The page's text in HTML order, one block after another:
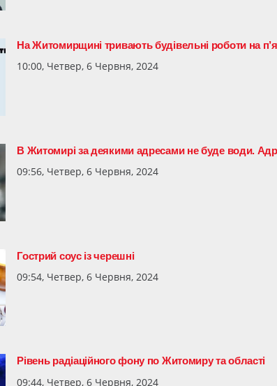
На Житомирщині тривають будівельні роботи на
10:00, Четвер, 6 Червня, 2024
В Житомирі за деякими адресами не буде води.
09:56, Четвер, 6 Червня, 2024
Гострий соус із черешні
09:54, Четвер, 6 Червня, 2024
Рівень радіаційного фону по Житомиру та області
09:44, Четвер, 6 Червня, 2024